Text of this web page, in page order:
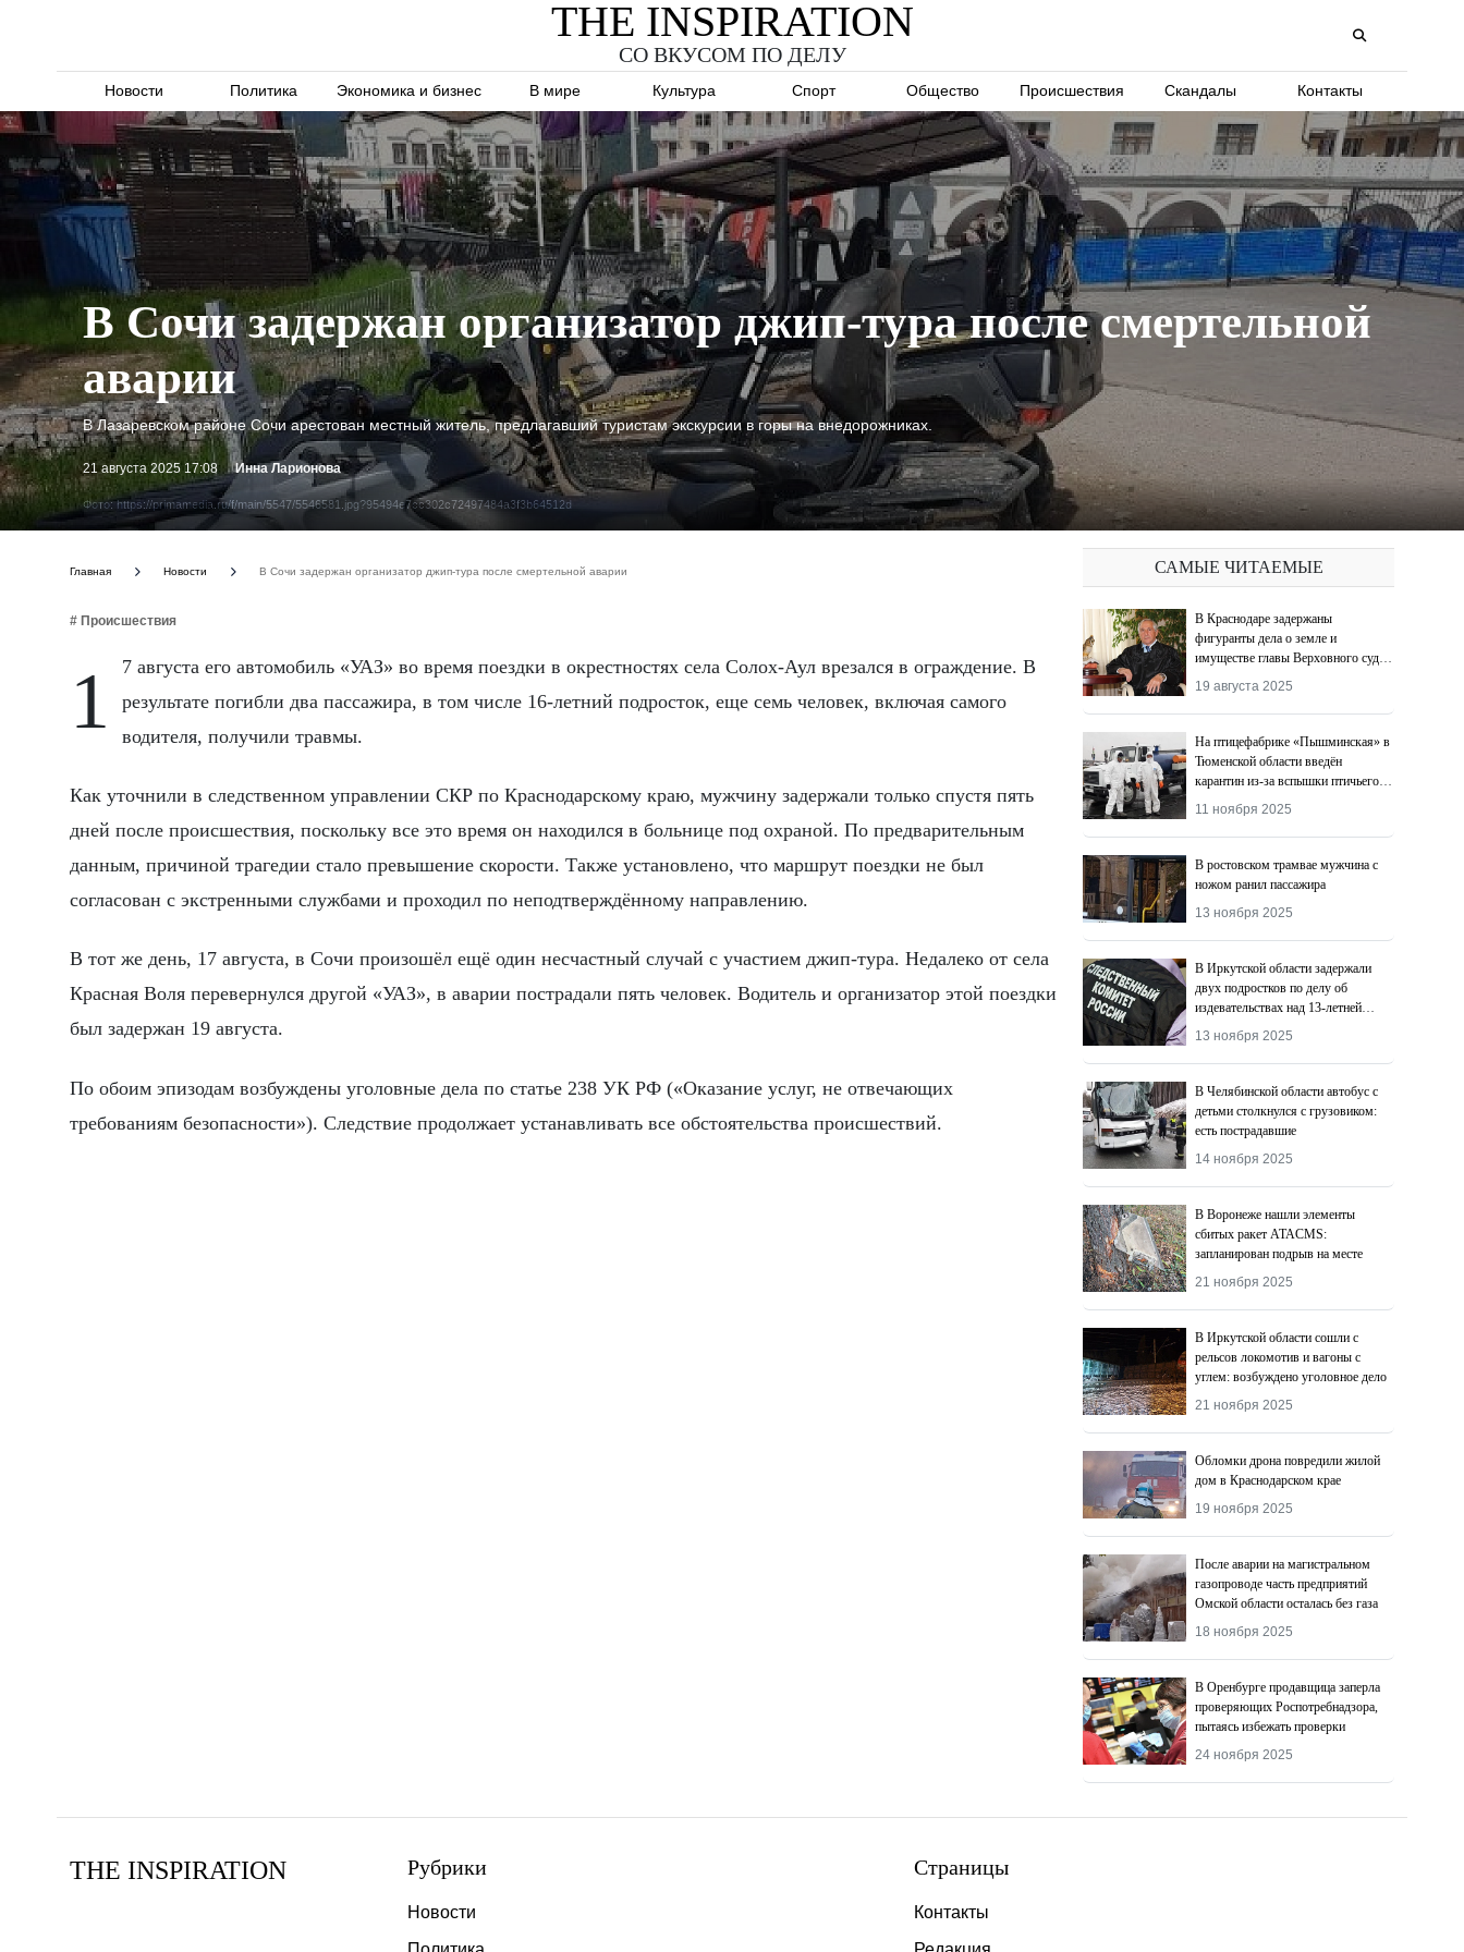
THE INSPIRATION
СО ВКУСОМ ПО ДЕЛУ
Новости Политика Экономика и бизнес В мире Культура Спорт Общество Происшествия Скандалы Контакты
Фото: https://primamedia.ru/f/main/5547/5546581.jpg?95494e7cc302c72497484a3f3b64512d
В Сочи задержан организатор джип-тура после смертельной
аварии
В Лазаревском районе Сочи арестован местный житель, предлагавший туристам экскурсии в горы на внедорожниках.
21 августа 2025 17:08 Инна Ларионова
Главная Новости В Сочи задержан организатор джип-тура после смертельной аварии
# Происшествия
17 августа его автомобиль «УАЗ» во время поездки в окрестностях села Солох-Аул врезался в ограждение. В
результате погибли два пассажира, в том числе 16-летний подросток, еще семь человек, включая самого
водителя, получили травмы.
Как уточнили в следственном управлении СКР по Краснодарскому краю, мужчину задержали только спустя пять
дней после происшествия, поскольку все это время он находился в больнице под охраной. По предварительным
данным, причиной трагедии стало превышение скорости. Также установлено, что маршрут поездки не был
согласован с экстренными службами и проходил по неподтверждённому направлению.
В тот же день, 17 августа, в Сочи произошёл ещё один несчастный случай с участием джип-тура. Недалеко от села
Красная Воля перевернулся другой «УАЗ», в аварии пострадали пять человек. Водитель и организатор этой поездки
был задержан 19 августа.
По обоим эпизодам возбуждены уголовные дела по статье 238 УК РФ («Оказание услуг, не отвечающих
требованиям безопасности»). Следствие продолжает устанавливать все обстоятельства происшествий.
САМЫЕ ЧИТАЕМЫЕ
В Краснодаре задержаны
фигуранты дела о земле и
имуществе главы Верховного суда
Адыгеи
19 августа 2025
На птицефабрике «Пышминская» в
Тюменской области введён
карантин из-за вспышки птичьего
гриппа
11 ноября 2025
В ростовском трамвае мужчина с
ножом ранил пассажира
13 ноября 2025
В Иркутской области задержали
двух подростков по делу об
издевательствах над 13-летней
девочкой
13 ноября 2025
В Челябинской области автобус с
детьми столкнулся с грузовиком:
есть пострадавшие
14 ноября 2025
В Воронеже нашли элементы
сбитых ракет ATACMS:
запланирован подрыв на месте
21 ноября 2025
В Иркутской области сошли с
рельсов локомотив и вагоны с
углем: возбуждено уголовное дело
21 ноября 2025
Обломки дрона повредили жилой
дом в Краснодарском крае
19 ноября 2025
После аварии на магистральном
газопроводе часть предприятий
Омской области осталась без газа
18 ноября 2025
В Оренбурге продавщица заперла
проверяющих Роспотребнадзора,
пытаясь избежать проверки
24 ноября 2025
THE INSPIRATION Рубрики
Новости
Страницы
Контакты